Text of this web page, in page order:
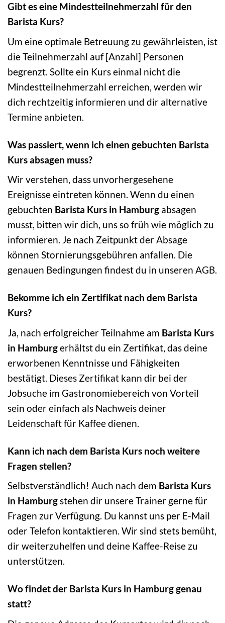
Gibt es eine Mindestteilnehmerzahl für den
Barista Kurs?
Um eine optimale Betreuung zu gewährleisten, ist
die Teilnehmerzahl auf [Anzahl] Personen
begrenzt. Sollte ein Kurs einmal nicht die
Mindestteilnehmerzahl erreichen, werden wir
dich rechtzeitig informieren und dir alternative
Termine anbieten.
Was passiert, wenn ich einen gebuchten Barista
Kurs absagen muss?
Wir verstehen, dass unvorhergesehene
Ereignisse eintreten können. Wenn du einen
gebuchten Barista Kurs in Hamburg absagen
musst, bitten wir dich, uns so früh wie möglich zu
informieren. Je nach Zeitpunkt der Absage
können Stornierungsgebühren anfallen. Die
genauen Bedingungen findest du in unseren AGB.
Bekomme ich ein Zertifikat nach dem Barista
Kurs?
Ja, nach erfolgreicher Teilnahme am Barista Kurs
in Hamburgerhältst du ein Zertifikat, das deine
erworbenen Kenntnisse und Fähigkeiten
bestätigt. Dieses Zertifikat kann dir bei der
Jobsuche im Gastronomiebereich von Vorteil
sein oder einfach als Nachweis deiner
Leidenschaft für Kaffee dienen.
Kann ich nach dem Barista Kurs noch weitere
Fragen stellen?
Selbstverständlich! Auch nach dem Barista Kurs
in Hamburgstehen dir unsere Trainer gerne für
Fragen zur Verfügung. Du kannst uns per E-Mail
oder Telefon kontaktieren. Wir sind stets bemüht,
dir weiterzuhelfen und deine Kaffee-Reise zu
unterstützen.
Wo findet der Barista Kurs in Hamburg genau
statt?